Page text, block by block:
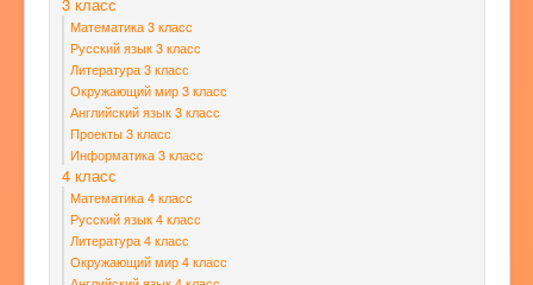
Математика 3 класс
Русский язык 3 класс
Литература 3 класс
Окружающий мир 3 класс
Английский язык 3 класс
Проекты 3 класс
Информатика 3 класс
4 класс
Математика 4 класс
Русский язык 4 класс
Литература 4 класс
Окружающий мир 4 класс